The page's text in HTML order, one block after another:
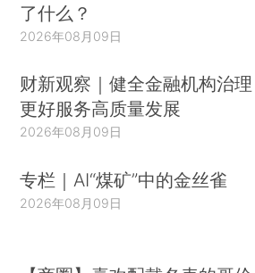
了什么？
2026年08月09日
财新观察｜健全金融机构治理
更好服务高质量发展
2026年08月09日
专栏｜AI“煤矿”中的金丝雀
2026年08月09日